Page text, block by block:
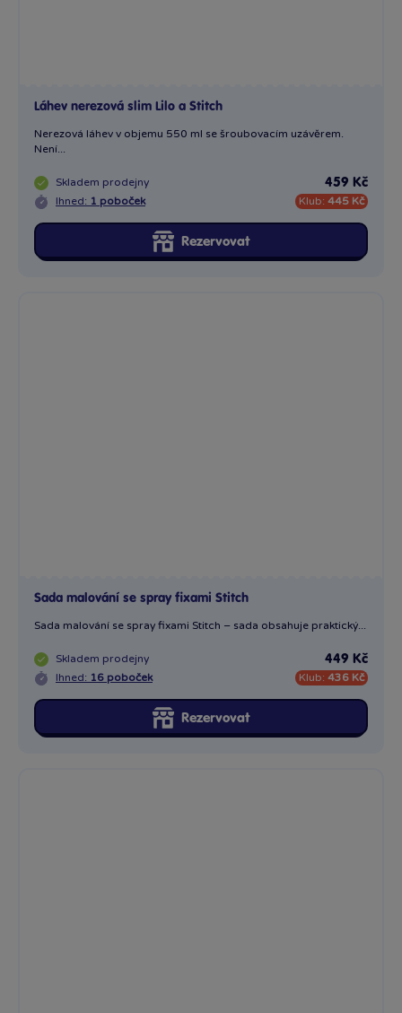
Láhev nerezová slim Lilo a Stitch
Nerezová láhev v objemu 550 ml se šroubovacím uzávěrem.
Není...
Skladem prodejny
Ihned: 1 poboček
459 Kč
Klub: 445 Kč
Rezervovat
Sada malování se spray fixami Stitch
Sada malování se spray fixami Stitch – sada obsahuje praktický...
Skladem prodejny
Ihned: 16 poboček
449 Kč
Klub: 436 Kč
Rezervovat